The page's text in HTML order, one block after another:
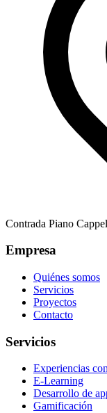
Contrada Piano
Empresa
Quiénes somos
Servicios
Proyectos
Contacto
Servicios
Experiencias
E-Learning
Desarrollo de
Gamificación